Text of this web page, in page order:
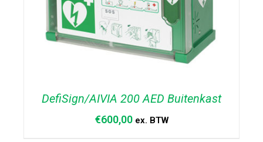
DefiSign/AIVIA 200 AED Buitenkast
€600,00 ex. BTW